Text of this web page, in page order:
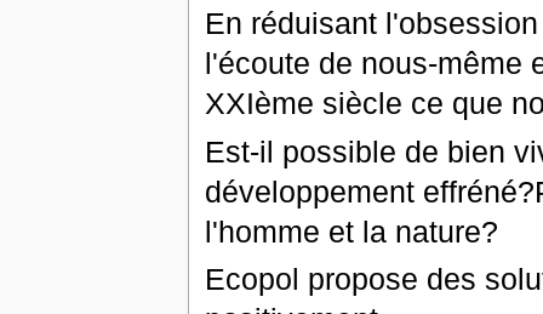
En réduisant
l'écoute de nous-même
XXIème siècle ce que
Est-il possible de bien
développement
l'homme et la nature?
Ecopol propose des